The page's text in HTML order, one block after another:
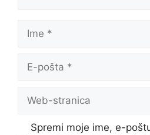
pošta
stranica
Spremi moje ime, e-